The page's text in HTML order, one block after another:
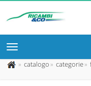
catalogo categorie